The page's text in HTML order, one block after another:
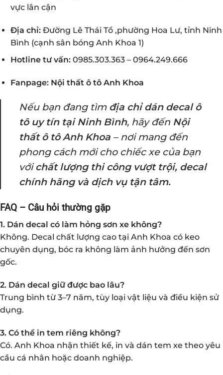
vực lân cận
Địa chỉ:Đường Lê Thái Tổ ,phường Hoa Lư, tỉnh Ninh
Bình (cạnh sân bóng Anh Khoa 1)
Hotline tư vấn:0985.303.363 – 0964.249.666
Fanpage: Nội thất ô tô Anh Khoa
Nếu bạn đang tìm địa chỉ dán decal ô
tô uy tín tại Ninh Bình, hãy đến Nội
thất ô tô Anh Khoa – nơi mang đến
phong cách mới cho chiếc xe của bạn
vớichất lượng thi công vượt trội, decal
chính hãng và dịch vụ tận tâm.
FAQ – Câu hỏi thường gặp
1. Dán decal có làm hỏng sơn xe không?
Không. Decal chất lượng cao tại Anh Khoa có keo
chuyên dụng, bóc ra không làm ảnh hưởng đến sơn
gốc.
2. Dán decal giữ được bao lâu?
Trung bình từ 3–7 năm, tùy loại vật liệu và điều kiện sử
dụng.
3. Có thể in tem riêng không?
Có. Anh Khoa nhận thiết kế, in và dán tem xe theo yêu
cầu cá nhân hoặc doanh nghiệp.